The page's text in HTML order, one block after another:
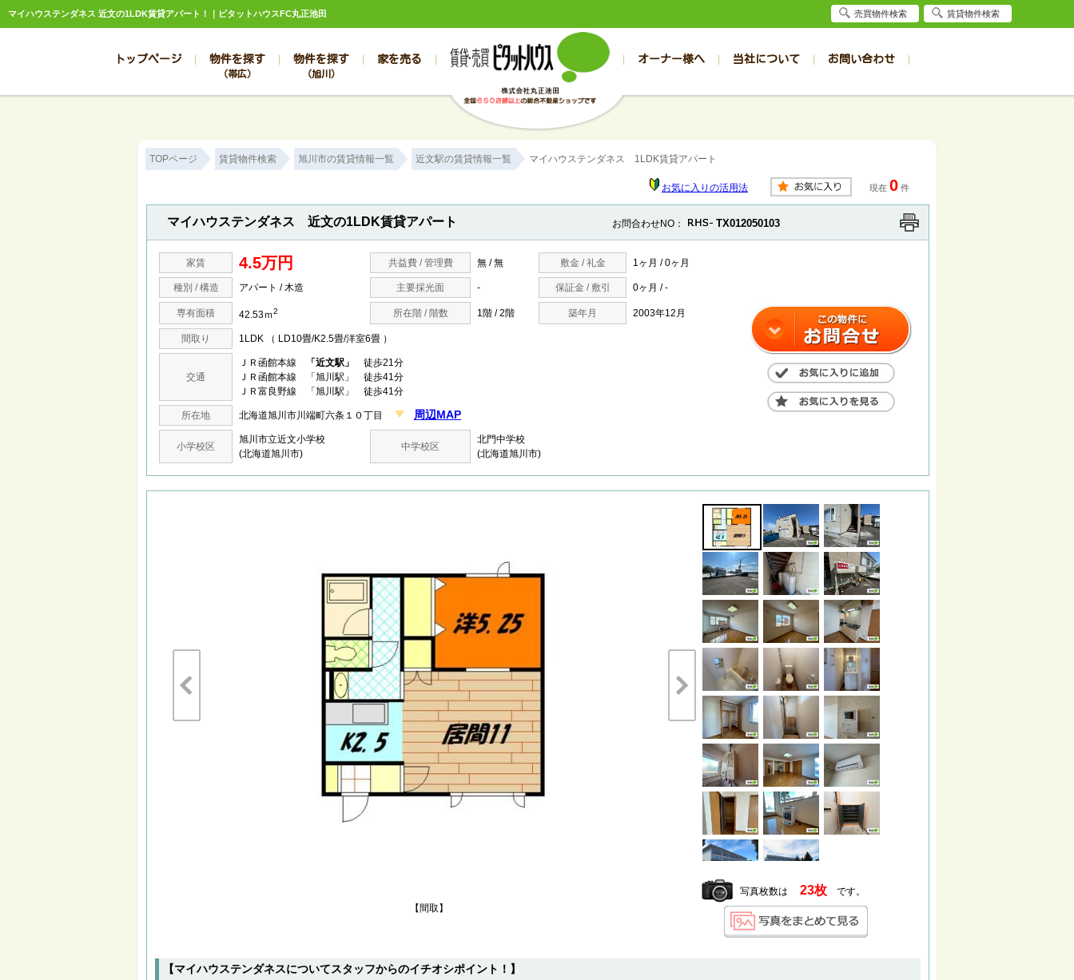
マイハウステンダネス 近文の1LDK賃貸アパート！｜ピタットハウスFC丸正池田
トップページ 物件を探す
（帯広）
帯広の売買物件一覧
帯広の新築一戸建て
帯広の中古マンション
帯広の1000万円以下
帯広の1000万～2000万円
帯広の賃貸物件一覧
帯広の賃貸アパート
帯広の賃貸マンション
帯広の賃貸事務所
帯広の1R～1K
帯広の2K～2LDK
物件を探す
（旭川）
旭川の売買物件一覧
旭川の新築一戸建て
旭川の中古マンション
旭川の1000万円以下
旭川の1000万～2000万円
旭川の賃貸物件一覧
旭川の賃貸アパート
旭川の賃貸マンション
旭川の賃貸事務所
旭川の1R～1K
旭川の2K～2LDK
家を売る オーナー様へ 当社について
スタッフブログ お客様の声
お問い合わせ
売却のお問合せ 入居者様専用（帯広店）
TOPページ 賃貸物件検索 旭川市の賃貸情報一覧 近文駅の賃貸情報一覧 マイハウステンダネス 1LDK賃貸アパート
お気に入りの活用法 現在 0 件
マイハウステンダネス 近文の1LDK賃貸アパート お問合わせNO： TX012050103
家賃 4.5万円 共益費 / 管理費 無 / 無 敷金 / 礼金 1ヶ月 / 0ヶ月
種別 / 構造 アパート / 木造 主要採光面 - 保証金 / 敷引 0ヶ月 / -
専有面積 42.53ｍ2 所在階 / 階数 1階 / 2階 築年月 2003年12月
間取り 1LDK （ LD10畳/K2.5畳/洋室6畳 ）
交通
ＪＲ函館本線 「近文駅」
徒歩21分
ＪＲ函館本線 「旭川駅」 徒歩41分
ＪＲ富良野線 「旭川駅」 徒歩41分
所在地 北海道旭川市川端町六条１０丁目 周辺MAP
小学校区
旭川市立近文小学校
(北海道旭川市)
中学校区
北門中学校
(北海道旭川市)
【間取】
写真枚数は 23枚です。
【マイハウステンダネスについてスタッフからのイチオシポイント！】
売買物件検索 賃貸物件検索